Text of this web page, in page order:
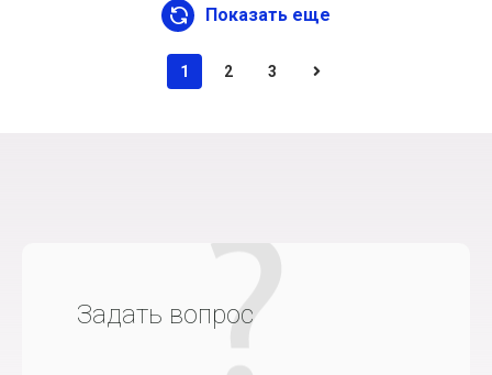
Показать еще
1 2 3
Задать вопрос